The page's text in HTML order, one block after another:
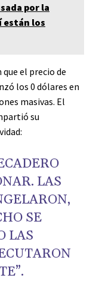
por la
están los
el precio de
los 0 dólares en
masivas. El
su
LAS
SE
LAS